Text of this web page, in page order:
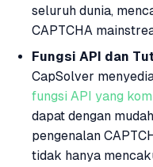
seluruh dunia,
CAPTCHA
Fungsi API dan
CapSolver
fungsi API yang
dapat dengan
pengenalan
tidak hanya